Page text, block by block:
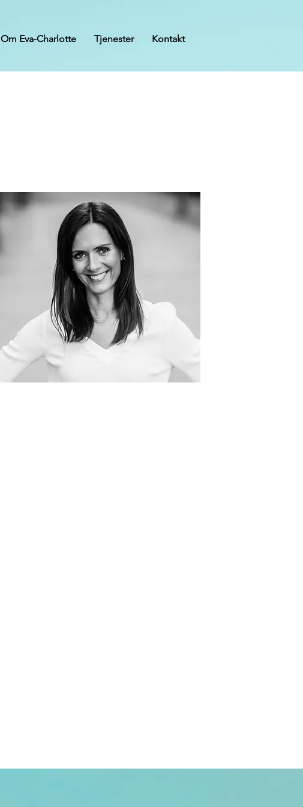
Om Eva-Charlotte Tjenester Kontakt